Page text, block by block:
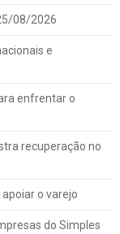
08/2026
e
enfrentar o
recuperação no
o varejo
do Simples